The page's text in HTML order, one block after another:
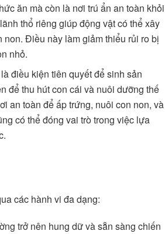
ăn mà còn là nơi trú ẩn an toàn khỏi
thổ riêng giúp động vật có thể xây
Điều này làm giảm thiểu rủi ro bị
nhỏ.
điều kiện tiên quyết để sinh sản
để thu hút con cái và nuôi dưỡng thế
an toàn để ấp trứng, nuôi con non, và
có thể đóng vai trò trong việc lựa
các hành vi đa dạng:
trở nên hung dữ và sẵn sàng chiến